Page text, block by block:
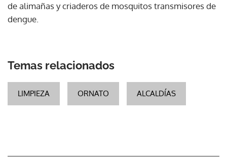
de alimañas y criaderos de mosquitos transmisores de
dengue.
Temas relacionados
LIMPIEZA ORNATO ALCALDÍAS